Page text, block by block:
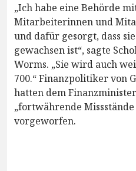
„Ich habe eine Behörde
Mitarbeiterinnen und
und dafür gesorgt, dass
gewachsen ist“, sagte
Worms. „Sie wird auch
700.“ Finanzpolitiker von
hatten dem
„fortwährende
vorgeworfen.